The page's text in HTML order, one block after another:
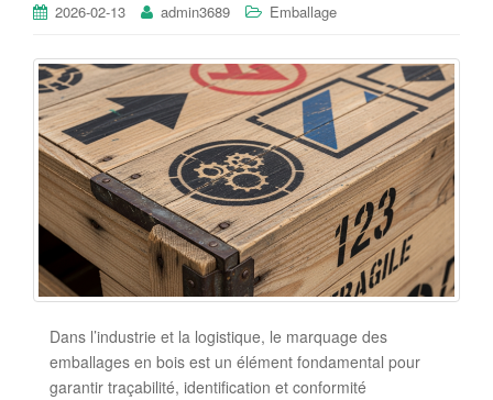
o
2026-02-13 admin3689 Emballage
Dans l’industrie et la logistique, le marquage des
emballages en bois est un élément fondamental pour
garantir traçabilité, identification et conformité